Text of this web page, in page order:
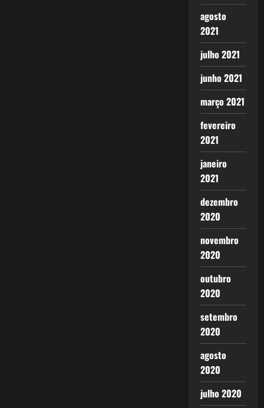
agosto
2021
julho 2021
junho 2021
março 2021
fevereiro
2021
janeiro
2021
dezembro
2020
novembro
2020
outubro
2020
setembro
2020
agosto
2020
julho 2020